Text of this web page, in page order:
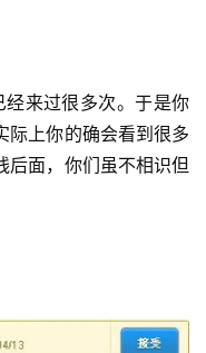
际上你的确会看到很多
后面，你们虽不相识但